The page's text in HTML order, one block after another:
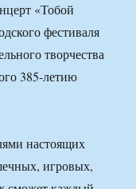
«Тобой
фестиваля
творчества
385-летию
настоящих
игровых,